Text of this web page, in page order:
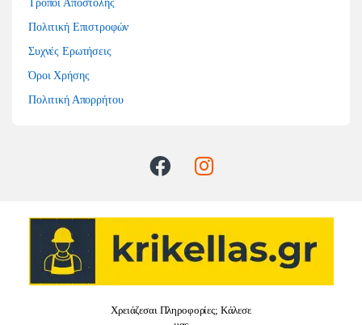
Τρόποι Αποστολής
Πολιτική Επιστροφών
Συχνές Ερωτήσεις
Όροι Χρήσης
Πολιτική Απορρήτου
Χρειάζεσαι Πληροφορίες; Κάλεσε